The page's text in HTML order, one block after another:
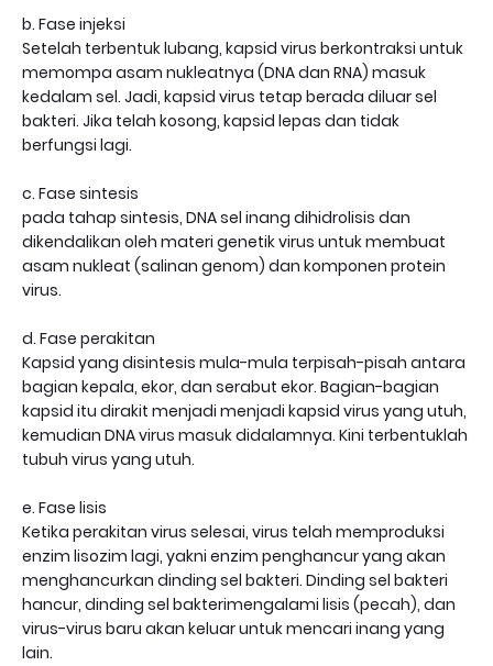
b. Fase injeksi
Setelah terbentuk lubang, kapsid virus berkontraksi untuk
memompa asam nukleatnya (DNA dan RNA) masuk
kedalam sel. Jadi, kapsid virus tetap berada diluar sel
bakteri. Jika telah kosong, kapsid lepas dan tidak
berfungsi lagi.
c. Fase sintesis
pada tahap sintesis, DNA sel inang dihidrolisis dan
dikendalikan oleh materi genetik virus untuk membuat
asam nukleat (salinan genom) dan komponen protein
virus.
d. Fase perakitan
Kapsid yang disintesis mula-mula terpisah-pisah antara
bagian kepala, ekor, dan serabut ekor. Bagian-bagian
kapsid itu dirakit menjadi menjadi kapsid virus yang utuh,
kemudian DNA virus masuk didalamnya. Kini terbentuklah
tubuh virus yang utuh.
e. Fase lisis
Ketika perakitan virus selesai, virus telah memproduksi
enzim lisozim lagi, yakni enzim penghancur yang akan
menghancurkan dinding sel bakteri. Dinding sel bakteri
hancur, dinding sel bakterimengalami lisis (pecah), dan
virus-virus baru akan keluar untuk mencari inang yang
lain.